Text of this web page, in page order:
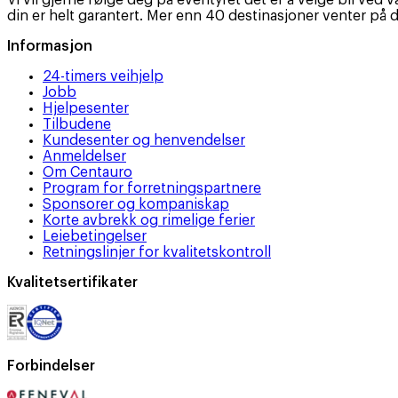
din er helt garantert. Mer enn 40 destinasjoner venter på
Informasjon
24-timers veihjelp
Jobb
Hjelpesenter
Tilbudene
Kundesenter og henvendelser
Anmeldelser
Om Centauro
Program for forretningspartnere
Sponsorer og kompaniskap
Korte avbrekk og rimelige ferier
Leiebetingelser
Retningslinjer for kvalitetskontroll
Kvalitetsertifikater
Forbindelser